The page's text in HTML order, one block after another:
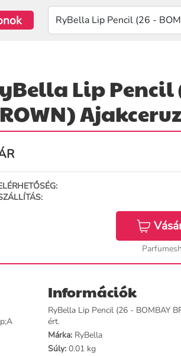
Lip Pencil
Információk
RyBella Lip Pencil (26 - BOMBAY
ért.
Márka:RyBella
Súly:0.01 kg